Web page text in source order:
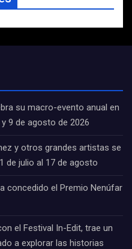
su macro-evento anual en
9 de agosto de 2026
y otros grandes artistas se
de julio al 17 de agosto
concedido el Premio Nenúfar
el Festival In-Edit, trae un
a explorar las historias